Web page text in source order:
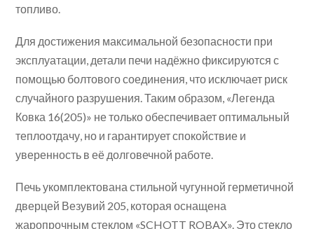
топливо.
Для достижения максимальной безопасности при
эксплуатации, детали печи надёжно фиксируются с
помощью болтового соединения, что исключает риск
случайного разрушения. Таким образом, «Легенда
Ковка 16(205)» не только обеспечивает оптимальный
теплоотдачу, но и гарантирует спокойствие и
уверенность в её долговечной работе.
Печь укомплектована стильной чугунной герметичной
дверцей Везувий 205, которая оснащена
жаропрочным стеклом «SCHOTT ROBAX». Это стекло